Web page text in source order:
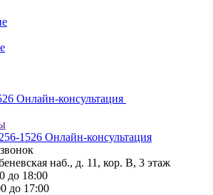
Онлайн-консультация
1526 Онлайн-консультация
наб., д. 11, кор. В, 3 этаж
до 18:00
до 17:00